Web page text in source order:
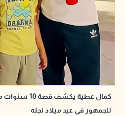
كمال عطية
للجمهور في عيد ميلاد نجله